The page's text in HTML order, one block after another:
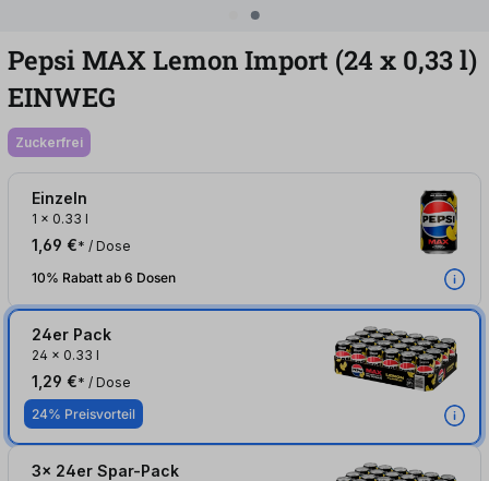
Pepsi MAX Lemon Import (24 x 0,33l)
EINWEG
zuckerfrei
Einzeln
1 x 0.33 l
1,69 €* / Dose
10% Rabatt ab 6 Dosen
24er Pack
24 x 0.33 l
1,29 €* / Dose
24% Preisvorteil
3x 24er Spar-Pack